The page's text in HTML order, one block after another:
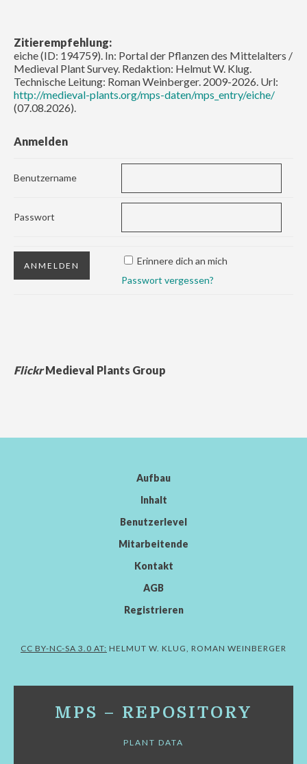
Zitierempfehlung:
eiche (ID: 194759). In: Portal der Pflanzen des Mittelalters /
Medieval Plant Survey. Redaktion: Helmut W. Klug.
Technische Leitung: Roman Weinberger. 2009-2026. Url:
http://medieval-plants.org/mps-daten/mps_entry/eiche/
(07.08.2026).
Anmelden
Benutzername
Passwort
Erinnere dich an mich
Passwort vergessen?
FlickrMedieval Plants Group
Aufbau
Inhalt
Benutzerlevel
Mitarbeitende
Kontakt
AGB
Registrieren
CC BY-NC-SA 3.0 AT: HELMUT W. KLUG, ROMAN WEINBERGER
MPS – REPOSITORY
PLANT DATA